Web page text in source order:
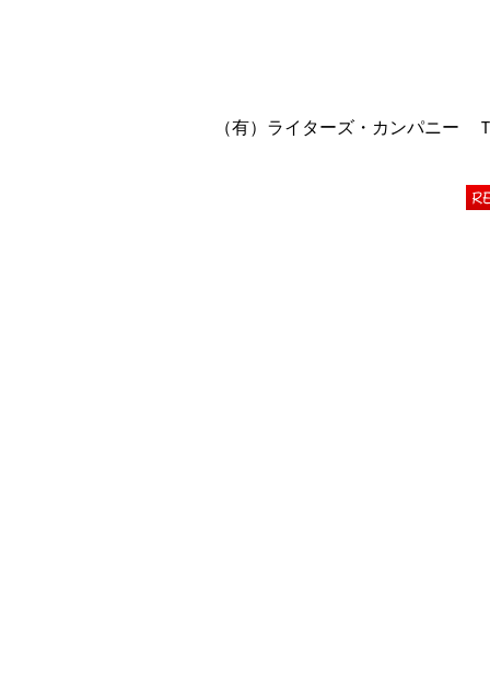
（有）ライターズ・カンパニ